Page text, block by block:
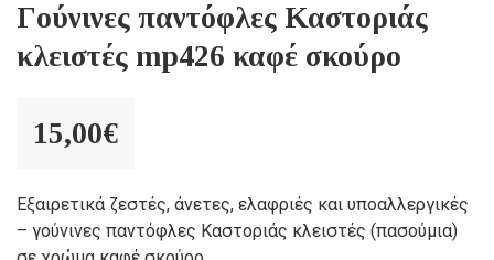
Γούνινες παντόφλες Καστοριάς
κλειστές mp426 καφέ σκούρο
15,00€
Εξαιρετικά ζεστές, άνετες, ελαφριές και υποαλλεργικές
– γούνινες παντόφλες Καστοριάς κλειστές (πασούμια)